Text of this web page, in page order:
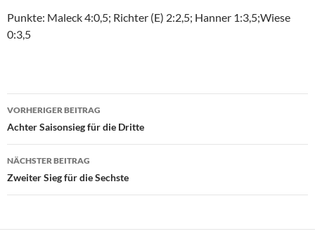
Punkte: Maleck 4:0,5; Richter (E) 2:2,5; Hanner 1:3,5;Wiese
0:3,5
Beitragsnavigation
VORHERIGER BEITRAG
Achter Saisonsieg für die Dritte
NÄCHSTER BEITRAG
Zweiter Sieg für die Sechste